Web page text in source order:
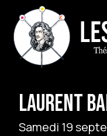
LAURENT
Samedi 19